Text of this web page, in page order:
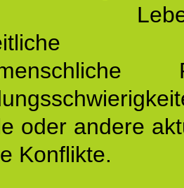
oder andere
Konflikte.